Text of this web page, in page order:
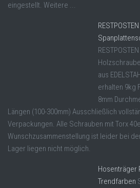
eingestellt. Weitere ...
aus
erhalten 9kg
8mm
Längen (100-300mm) Ausschließlich
Verpackungen. Alle Schrauben mit Torx
Wunschzusammenstellung ist leider bei
Lager liegen nicht möglich.
Hosenträger
Trendfarben